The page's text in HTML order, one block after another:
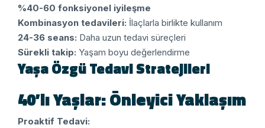
%40-60 fonksiyonel iyileşme
Kombinasyon tedavileri: İlaçlarla birlikte kullanım
24-36 seans: Daha uzun tedavi süreçleri
Sürekli takip: Yaşam boyu değerlendirme
Yaşa Özgü Tedavi Stratejileri
40’lı Yaşlar: Önleyici Yaklaşım
Proaktif Tedavi: